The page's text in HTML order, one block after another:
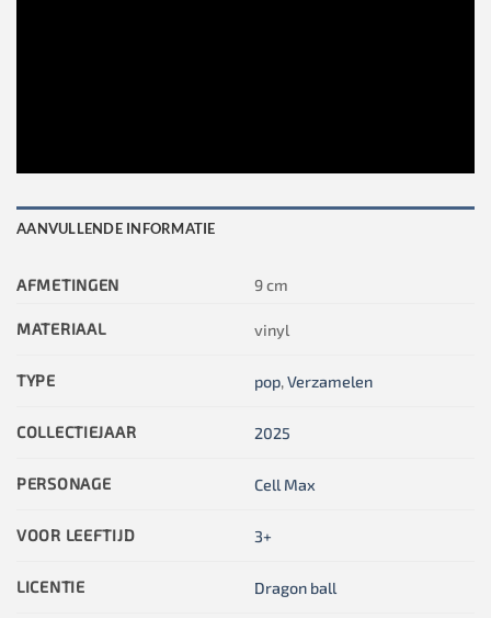
AANVULLENDE INFORMATIE
AFMETINGEN 9 cm
MATERIAAL vinyl
TYPE pop,Verzamelen
COLLECTIEJAAR 2025
PERSONAGE Cell Max
VOOR LEEFTIJD 3+
LICENTIE Dragon ball